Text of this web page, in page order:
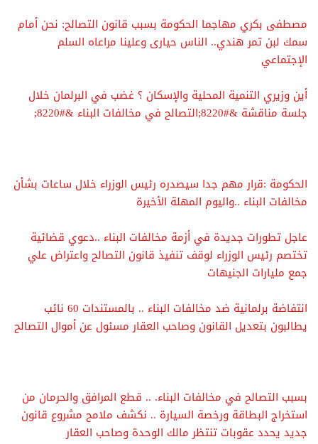
مصطفى بكري مهاجما الحكومة بسبب قانون التصالح: نحن أمام
سمك لبن تمر هندي.. الناس حيارى وعلينا مراعاه السلم
الإجتماعي
أين وزيري التنمية المحلية والإسكان ؟ غضب في البرلمان خلال
جلسة مناقشة &#8220;التصالح في مخالفات البناء &#8220;
الحكومة :قرار مهم جدا سيصدره رئيس الوزراء خلال ساعات بشأن
مخالفات البناء ..واليوم المهلة الأخيرة
عاجل تطورات جديدة في أزمة مخالفات البناء ..دعوي قضائية
تختصم رئيس الوزراء لوقف تنفيذ قانون التصالح واعتراض علي
جمع مليارات الجنيهات
انتفاضة برلمانية ضد مخالفات البناء .. بالمستندات 60 نائب
يطالبون بتعديل القانون وصاحب العقار مسئول عن أموال التصالح
بسبب التصالح في مخالفات البناء. .. قطع المرافق والحرمان من
استخراج البطاقة ورخصة السيارة .. نكشف ملامح مشروع قانون
جديد يحدد عقوبات تنتظر مالك الوحدة وصاحب العقار